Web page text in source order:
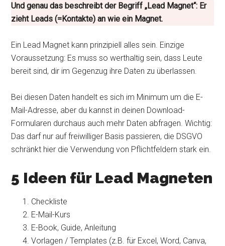
Und genau das beschreibt der Begriff „Lead Magnet“: Er
zieht Leads (=Kontakte) an wie ein Magnet.
Ein Lead Magnet kann prinzipiell alles sein. Einzige
Voraussetzung: Es muss so werthaltig sein, dass Leute
bereit sind, dir im Gegenzug ihre Daten zu überlassen.
Bei diesen Daten handelt es sich im Minimum um die E-
Mail-Adresse, aber du kannst in deinen Download-
Formularen durchaus auch mehr Daten abfragen. Wichtig:
Das darf nur auf freiwilliger Basis passieren, die DSGVO
schränkt hier die Verwendung von Pflichtfeldern stark ein.
5 Ideen für Lead Magneten
Checkliste
E-Mail-Kurs
E-Book, Guide, Anleitung
Vorlagen / Templates (z.B. für Excel, Word, Canva,